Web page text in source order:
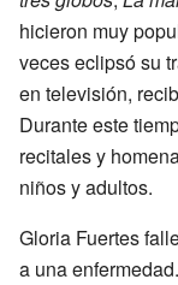
hicieron muy
veces eclipsó su
en televisión,
Durante este
recitales y
niños y adultos.
Gloria Fuertes
a una